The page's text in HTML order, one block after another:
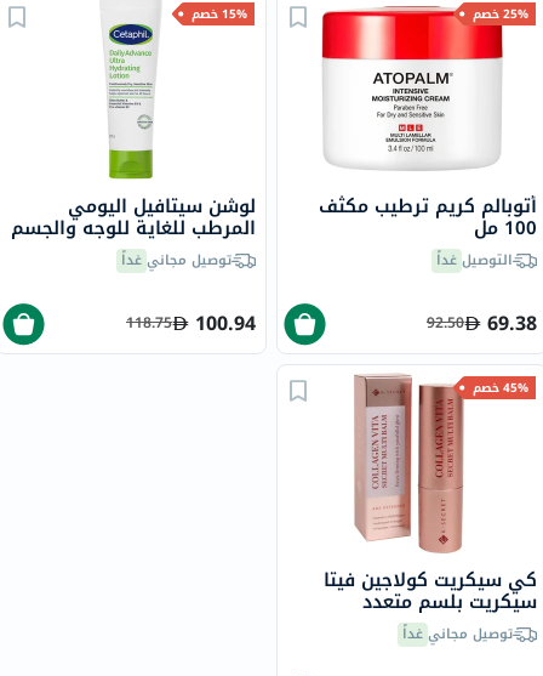
25% خصم
أتوبالم كريم ترطيب مكثف
100 مل
التوصيلغداً
69.38
92.50
15% خصم
لوشن سيتافيل اليومي
المرطب للغاية للوجه والجسم
للرجال والنساء ذوي البشرة
الجافة والحساسة، بدون
توصيل مجانيغداً
100.94
118.75
45% خصم
كي سيكريت كولاجين فيتا
سيكريت بلسم متعدد
الاستخدامات مضاد للتجاعيد
ومفتح للبشرة 11 جرام
توصيل مجانيغداً